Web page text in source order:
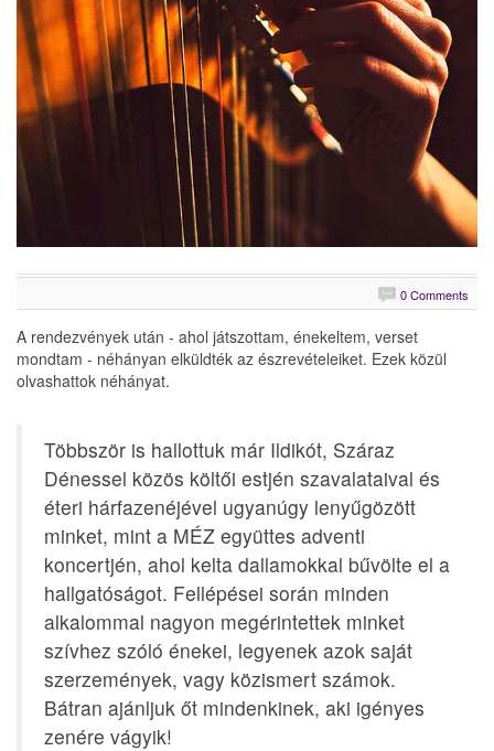
0 Comments
A rendezvények után - ahol játszottam, énekeltem, verset
mondtam - néhányan elküldték az észrevételeiket. Ezek közül
olvashattok néhányat.
Többször is hallottuk már Ildikót, Száraz
Dénessel közös költői estjén szavalataival és
éteri hárfazenéjével ugyanúgy lenyűgözött
minket, mint a MÉZ együttes adventi
koncertjén, ahol kelta dallamokkal bűvölte el a
hallgatóságot. Fellépései során minden
alkalommal nagyon megérintettek minket
szívhez szóló énekei, legyenek azok saját
szerzemények, vagy közismert számok.
Bátran ajánljuk őt mindenkinek, aki igényes
zenére vágyik!